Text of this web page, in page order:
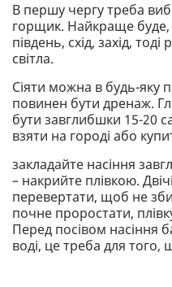
В першу чергу треба
горщик. Найкраще
південь, схід, захід,
світла.
Сіяти можна в будь-яку
повинен бути дренаж.
бути завглибшки 15-20
взяти на городі або
закладайте насіння
– накрийте плівкою.
перевертати, щоб не
почне проростати,
Перед посівом насіння
воді, це треба для